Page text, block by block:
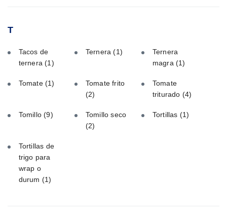
T
Tacos de
ternera(1)
Ternera(1)
Ternera
magra(1)
Tomate (1)
Tomate frito
(2)
Tomate
triturado (4)
Tomillo(9)
Tomillo seco
(2)
Tortillas (1)
Tortillas de
trigo para
wrap o
durum (1)